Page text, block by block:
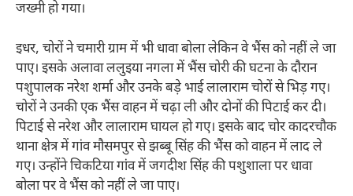
जख्मी हो गया।
इधर, चोरों ने चमारी ग्राम में भी धावा बोला लेकिन वे भैंस को नहीं ले जा
पाए। इसके अलावा ललुइया नगला में भैंस चोरी की घटना के दौरान
पशुपालक नरेश शर्मा और उनके बड़े भाई लालाराम चोरों से भिड़ गए।
चोरों ने उनकी एक भैंस वाहन में चढ़ा ली और दोनों की पिटाई कर दी।
पिटाई से नरेश और लालाराम घायल हो गए। इसके बाद चोर कादरचौक
थाना क्षेत्र में गांव मौसमपुर से झब्बू सिंह की भैंस को वाहन में लाद ले
गए। उन्होंने चिकटिया गांव में जगदीश सिंह की पशुशाला पर धावा
बोला पर वे भैंस को नहीं ले जा पाए।